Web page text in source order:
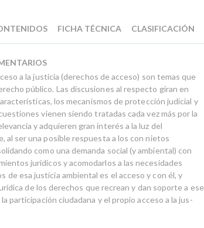
a la justicia (derechos de acceso) son temas que
público. Las discusiones al respecto giran en
los mecanismos de protección judicial y
vienen siendo tratadas cada vez más por la
y adquieren gran interés a la luz del
al ser una posible respuesta a los con nietos
como una demanda social (y ambiental) con
jurídicos y acomodarlos a las necesidades
de esa justicia ambiental es el acceso y con él, y
de los derechos que recrean y dan soporte a ese
participación ciudadana y el propio acceso a la jus­
FICHA TÉCNICA CLASIFICACIÓN